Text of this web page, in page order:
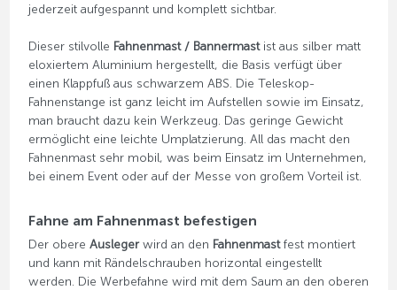
jederzeit aufgespannt und komplett sichtbar.
Dieser stilvolle Fahnenmast / Bannermastist aus silber matt
eloxiertem Aluminium hergestellt, die Basis verfügt über
einen Klappfuß aus schwarzem ABS. Die Teleskop-
Fahnenstange ist ganz leicht im Aufstellen sowie im Einsatz,
man braucht dazu kein Werkzeug. Das geringe Gewicht
ermöglicht eine leichte Umplatzierung. All das macht den
Fahnenmast sehr mobil, was beim Einsatz im Unternehmen,
bei einem Event oder auf der Messe von großem Vorteil ist.
Fahne am Fahnenmast befestigen
Der obere Auslegerwird an den Fahnenmastfest montiert
und kann mit Rändelschrauben horizontal eingestellt
werden. Die Werbefahne wird mit dem Saum an den oberen